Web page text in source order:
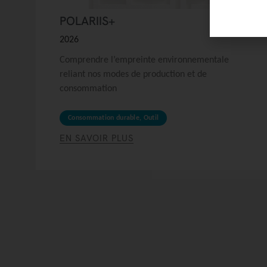
POLARIIS+
2026
Comprendre l’empreinte environnementale
reliant nos modes de production et de
consommation
Consommation durable, Outil
EN SAVOIR PLUS